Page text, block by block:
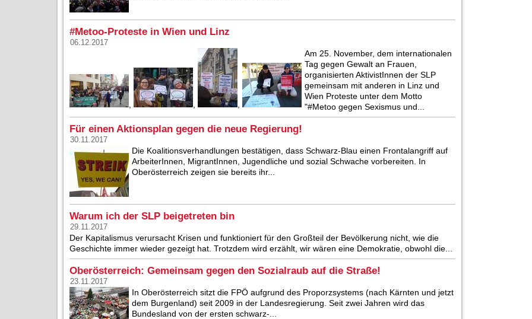
#Metoo-Proteste in Wien und Linz
06.12.2017
Am 25. November, dem internationalen
Tag gegen Gewalt an Frauen,
organisierten AktivistInnen der SLP
gemeinsam mit anderen in Linz und
Wien Proteste unter dem Motto
"#Metoo gegen Sexismus und...
Für einen Aktionsplan gegen die neue Regierung!
30.11.2017
Die Koalitionsverhandlungen bestätigen, dass Schwarz-Blau einen Frontalangriff auf
ArbeiterInnen, MigrantInnen, Jugendliche und sozial Schwache vorbereiten. In
Oberösterreich zeigen sie bereits ihr...
Warum ich der SLP beigetreten bin
29.11.2017
Der Kapitalismus verursacht Krisen und funktioniert für den Großteil der Bevölkerung nicht, wie die
Geschichte immer wieder gezeigt hat. Trotzdem wird erzählt, wir wären eine Demokratie, obwohl die...
Oberösterreich: Gemeinsam gegen den Sozialraub auf die Straße!
23.11.2017
In Oberösterreich sitzt die FPÖ aufgrund des Proporzsystems (nach Kärnten und jetzt
dem Burgenland) seit 2009 in der Landesregierung. Seit zwei Jahren wird das
Bundesland von der ersten schwarz-...